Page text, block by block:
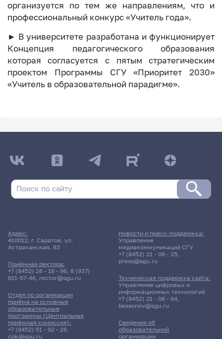
организуется по тем же направлениям, что и
профессиональный конкурс «Учитель года».
► В университете разработана и функционирует
Концепция педагогического образования
которая согласуется с пятым стратегическим
проектом Программы СГУ «Приоритет 2030»
«Учитель в образовательной парадигме».
Адрес:
410012, г. Саратов, ул.
Астраханская, 83
Приёмная ректора:
+7 (8452) 26 - 16 - 96, 8 (937)
811-67-46, rector@sgu.ru
Отдел по организации
приёма на основные
образовательные
программы (Центральная
приёмная комиссия):
+7 (8452) 51 - 92 - 26,
cpk@sgu.ru
Сведения об
образовательной
организации
Новости и пресс-поддержка:
Управление
медиакоммуникаций СГУ
+7 (8452) 21 - 06 - 25,
press@sgu.ru
Техническая поддержка сайта:
Управление цифровых и
информационных технологий
+7 (8452) 21 - 06 - 64,
bessonov@sgu.ru